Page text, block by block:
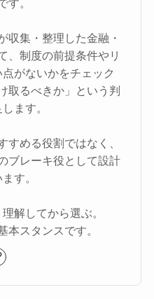
す。
収集・整理した金融・
、制度の前提条件やリ
がないかをチェック
取るべきか」という判
ます。
すめる役割ではなく、
ブレーキ役として設計
す。
解してから選ぶ。
本スタンスです。